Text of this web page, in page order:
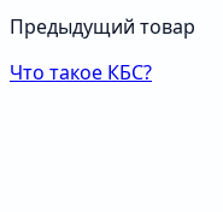
Предыдущий товар
Что такое КБС?